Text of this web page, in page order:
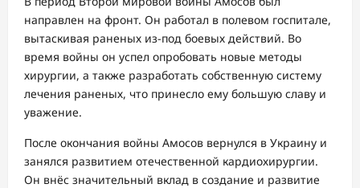
направлен на фронт. Он работал в полевом госпитале,
вытаскивая раненых из-под боевых действий. Во
время войны он успел опробовать новые методы
хирургии, а также разработать собственную систему
лечения раненых, что принесло ему большую славу и
уважение.
После окончания войны Амосов вернулся в Украину и
занялся развитием отечественной кардиохирургии.
Он внёс значительный вклад в создание и развитие